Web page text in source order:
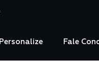
Personalize Fale